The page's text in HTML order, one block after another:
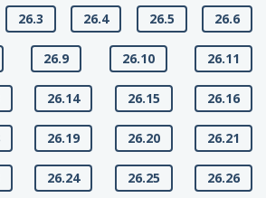
26.3 26.4 26.5 26.6
26.9 26.10 26.11
26.14 26.15 26.16
26.19 26.20 26.21
26.24 26.25 26.26